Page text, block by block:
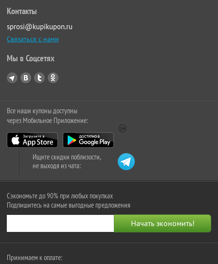
Контакты
sprosi@kupikupon.ru
Связаться с нами
Мы в Соцсетях
Все наши купоны доступны
через Мобильное Приложение:
Ищите скидки поблизости,
не выходя из чата:
Сэкономьте до 90% при любых покупках
Подпишитесь на самые выгодные предложения
Принимаем к оплате: